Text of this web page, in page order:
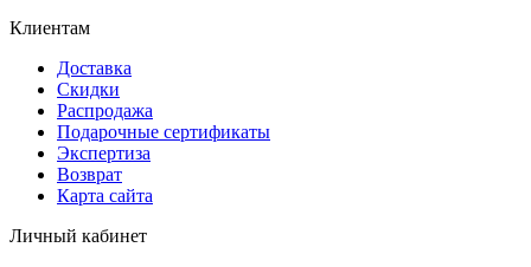
Клиентам
Доставка
Скидки
Распродажа
Подарочные сертификаты
Экспертиза
Возврат
Карта сайта
Личный кабинет